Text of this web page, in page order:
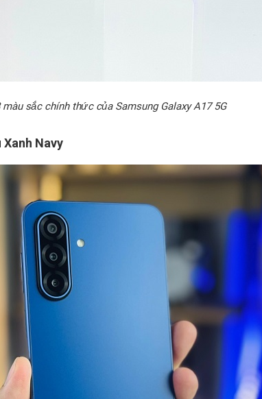
màu sắc chính thức của Samsung Galaxy A17 5G
Navy